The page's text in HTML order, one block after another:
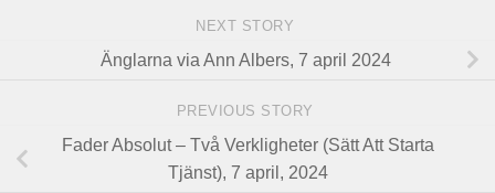
NEXT STORY
Änglarna via Ann Albers, 7 april 2024
PREVIOUS STORY
Fader Absolut – Två Verkligheter (Sätt Att Starta
Tjänst), 7 april, 2024